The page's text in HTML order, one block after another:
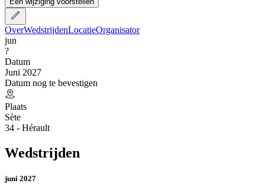
OverWedstrijdenLocatieOrganisator
jun
?
Datum
Juni 2027
Datum nog te bevestigen
Plaats
Sète
34 - Hérault
Wedstrijden
juni 2027